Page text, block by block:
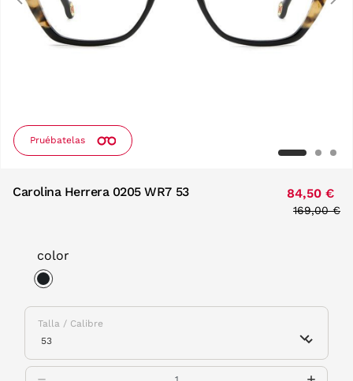
Pruébatelas
Carolina Herrera 0205 WR7 53 84,50 €
Price
169,00 €
color
Talla / Calibre